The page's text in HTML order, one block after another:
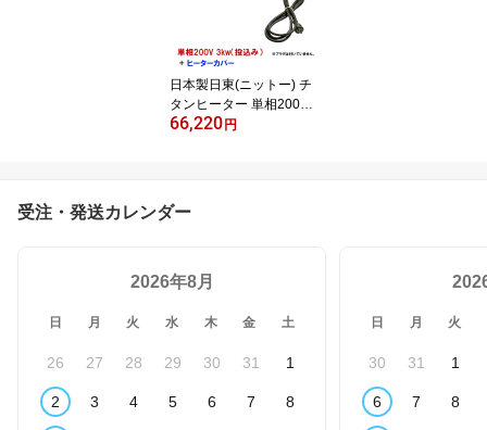
日本製日東(ニットー) チ
タンヒーター 単相200V
3kw(投込み)＋ヒーター
66,220 円
受注・発送カレンダー
2026年8月
日 月 火 水 木 金 土
26 27 28 29 30 31 1
2 3 4 5 6 7 8
日 月 火
30 31 1
6 7 8